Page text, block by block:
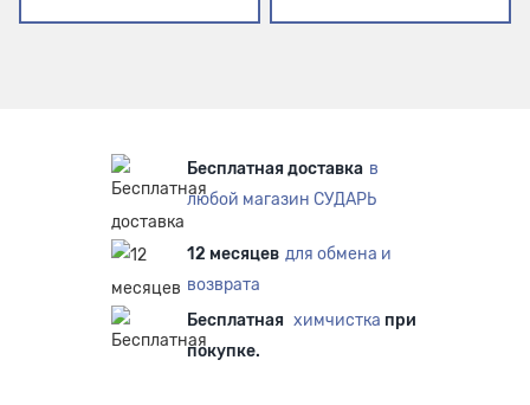
Бесплатная доставка в
любой магазин СУДАРЬ
12 месяцев для обмена и
возврата
Бесплатная химчистка при
покупке.